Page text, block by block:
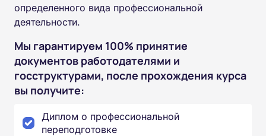
определенного вида профессиональной
деятельности.
Мы гарантируем 100% принятие
документов работодателями и
госструктурами, после прохождения курса
вы получите:
Диплом о профессиональной
переподготовке